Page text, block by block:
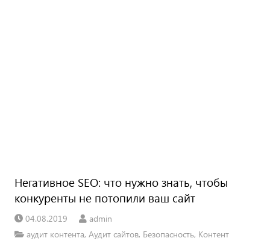
Негативное SEO: что нужно знать, чтобы
конкуренты не потопили ваш сайт
04.08.2019
admin
аудит контента, Аудит сайтов, Безопасность, Контент